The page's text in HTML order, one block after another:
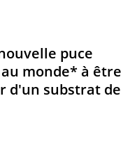
puce
monde* à être
d'un substrat de